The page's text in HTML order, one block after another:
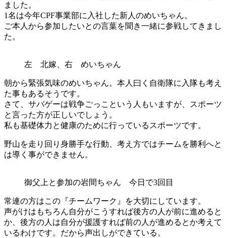
ました。
1名は今年CPF事業部に入社した新人のめいちゃん。
ご本人から参加したいとの言葉を聞き一緒に参戦してきまし
た。
左 北嫁、右 めいちゃん
朝から緊張気味のめいちゃん。本人曰く自衛隊に入隊も考え
た事もあるそうです。
さて、サバゲーは戦争ごっこという人もいますが、スポーツ
と言った方が正しいでしょう。
私も基礎体力と健康のために行っているスポーツです。
野山を走り回り身勝手な行動、考え方ではチームを勝利へと
は導く事ができません。
御父上と参加の岩間ちゃん 今日で3回目
常連の方はこの『チームワーク』を大切にしています。
声がけはもちろん自分がこうすれば後方の人が前に進めると
か、後方の人は自分が援護すれば前の人が進めるとか考えて
いるわけです。だから声出しができている。